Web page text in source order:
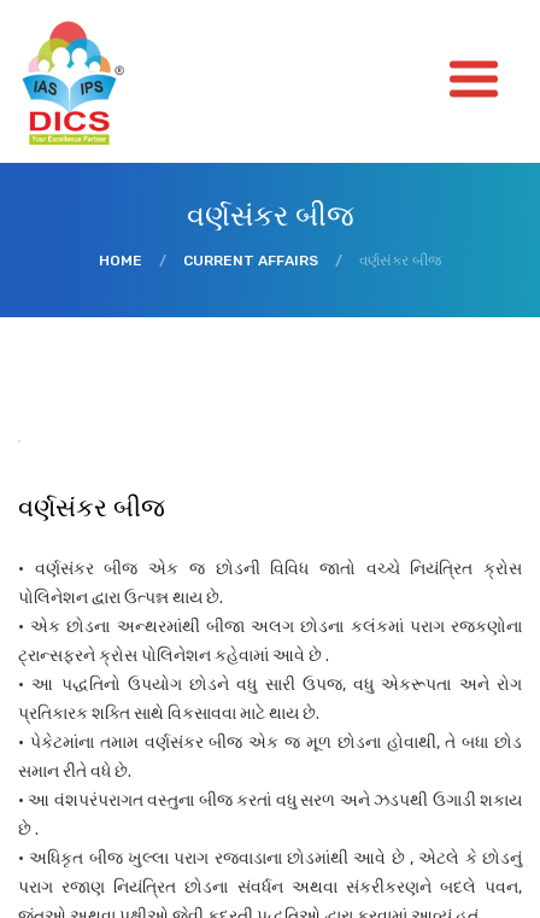
વર્ણસંકર બીજ
HOME / CURRENT AFFAIRS / વર્ણસંકર બીજ
વર્ણસંકર બીજ
• વર્ણસંકર બીજ એક જ છોડની વિવિધ જાતો વચ્ચે નિયંત્રિત ક્રોસ
પોલિનેશન દ્વારા ઉત્પન્ન થાય છે.
• એક છોડના અન્થરમાંથી બીજા અલગ છોડના કલંકમાં પરાગ રજકણોના
ટ્રાન્સફરને ક્રોસ પોલિનેશન કહેવામાં આવે છે .
• આ પદ્ધતિનો ઉપયોગ છોડને વધુ સારી ઉપજ, વધુ એકરૂપતા અને રોગ
પ્રતિકારક શક્તિ સાથે વિકસાવવા માટે થાય છે.
• પેકેટમાંના તમામ વર્ણસંકર બીજ એક જ મૂળ છોડના હોવાથી, તે બધા છોડ
સમાન રીતે વધે છે.
• આ વંશપરંપરાગત વસ્તુના બીજ કરતાં વધુ સરળ અને ઝડપથી ઉગાડી શકાય
છે .
• અધિકૃત બીજ ખુલ્લા પરાગ રજવાડાના છોડમાંથી આવે છે , એટલે કે છોડનું
પરાગ રજાણ નિયંત્રિત છોડના સંવર્ધન અથવા સંકરીકરણને બદલે પવન,